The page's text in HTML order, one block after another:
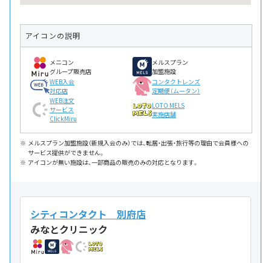
アイコンの説明
メニコン
グループ販売店
メルスプラン
加盟施設
WEB入会
対応店
コンタクトレンズ
定期便（ムータン）
WEB注文
サービス
ClickMiru
LOTO MELS
実施店舗
メルスプラン加盟施設（新規入会のみ）では、転居・出張・旅行等の理由で会員様への
サービス提供ができません。
アイコンが無い施設は、一部商品の販売のみの対応となります。
シティコンタクト 別府店
みなとクリニック